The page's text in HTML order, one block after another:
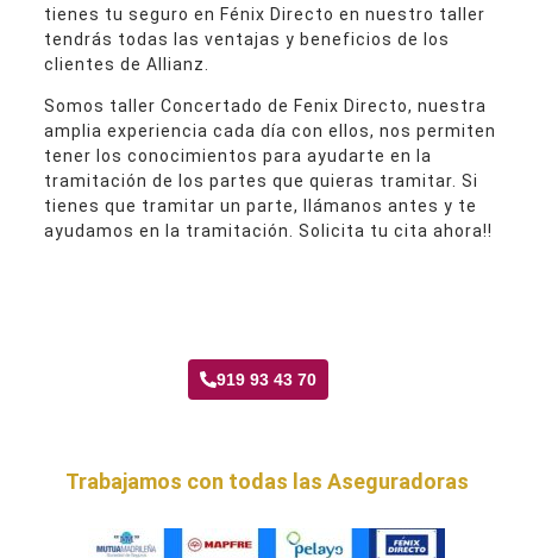
tienes tu seguro en Fénix Directo en nuestro taller
tendrás todas las ventajas y beneficios de los
clientes de Allianz.
Somos taller Concertado de Fenix Directo, nuestra
amplia experiencia cada día con ellos, nos permiten
tener los conocimientos para ayudarte en la
tramitación de los partes que quieras tramitar. Si
tienes que tramitar un parte, llámanos antes y te
ayudamos en la tramitación. Solicita tu cita ahora!!
919 93 43 70
Trabajamos con todas las Aseguradoras